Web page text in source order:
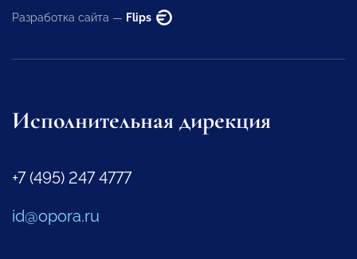
Разработка сайта — Flips
Исполнительная дирекция
+7 (495) 247 4777
id@opora.ru